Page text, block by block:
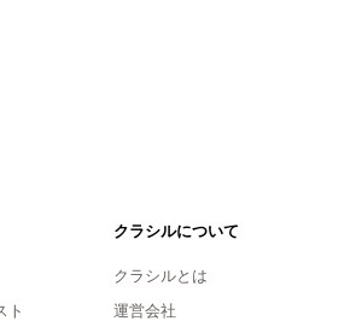
ト
クラシルについて
クラシルとは
運営会社